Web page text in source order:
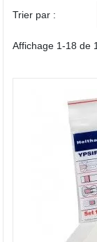
Trier par :
Affichage 1-18 de